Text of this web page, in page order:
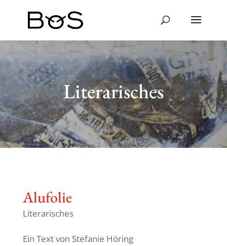
Literarisches
Alufolie
Literarisches
Ein Text von Stefanie Höring